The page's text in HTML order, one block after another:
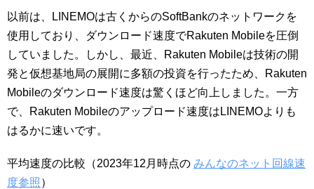
以前は、LINEMOは古くからのSoftBankのネットワークを
使用しており、ダウンロード速度でRakuten Mobileを圧倒
していました。しかし、最近、Rakuten Mobileは技術の開
発と仮想基地局の展開に多額の投資を行ったため、Rakuten
Mobileのダウンロード速度は驚くほど向上しました。一方
で、Rakuten Mobileのアップロード速度はLINEMOよりも
はるかに速いです。
平均速度の比較（2023年12月時点の みんなのネット回線速
度参照 ）